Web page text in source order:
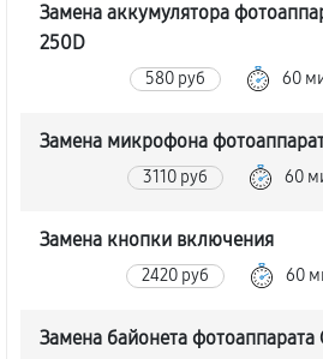
Замена аккумулятора
250D
580 руб 60
Замена микрофона
3110 руб 60
Замена кнопки включения
2420 руб 60
Замена байонета фотоаппарата